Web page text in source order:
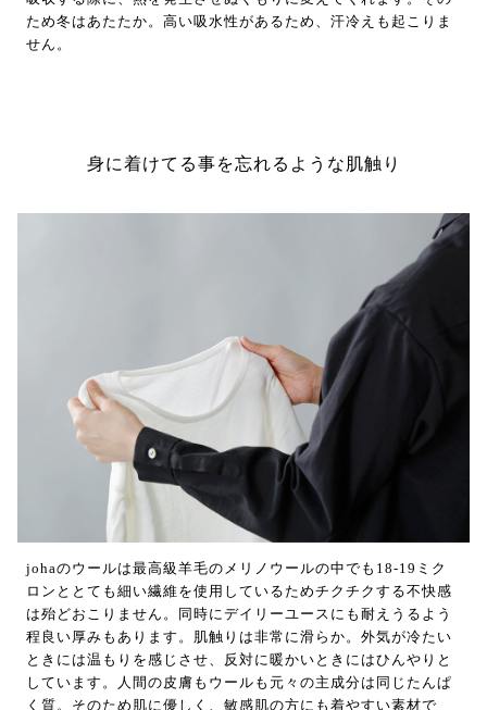
ため冬はあたたか。高い吸水性があるため、汗冷えも起こりま
せん。
身に着けてる事を忘れるような肌触り
johaのウールは最高級羊毛のメリノウールの中でも18-19ミク
ロンととても細い繊維を使用しているためチクチクする不快感
は殆どおこりません。同時にデイリーユースにも耐えうるよう
程良い厚みもあります。肌触りは非常に滑らか。外気が冷たい
ときには温もりを感じさせ、反対に暖かいときにはひんやりと
しています。人間の皮膚もウールも元々の主成分は同じたんぱ
く質。そのため肌に優しく、敏感肌の方にも着やすい素材で